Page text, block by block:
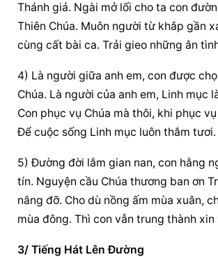
Thánh giá. Ngài mở lối cho ta con
Thiên Chúa. Muôn người từ khắp gần
cùng cất bài ca. Trải gieo những ân
4) Là người giữa anh em, con được
Chúa. Là người của anh em, Linh mục
Con phục vụ Chúa mà thôi, khi phục
Để cuộc sống Linh mục luôn thắm tươi.
5) Đường đời lắm gian nan, con hằng
tín. Nguyện cầu Chúa thương ban ơn
nâng đỡ. Cho dù nồng ấm mùa xuân,
mùa đông. Thì con vẫn trung thành xin
3/ Tiếng Hát Lên Đường